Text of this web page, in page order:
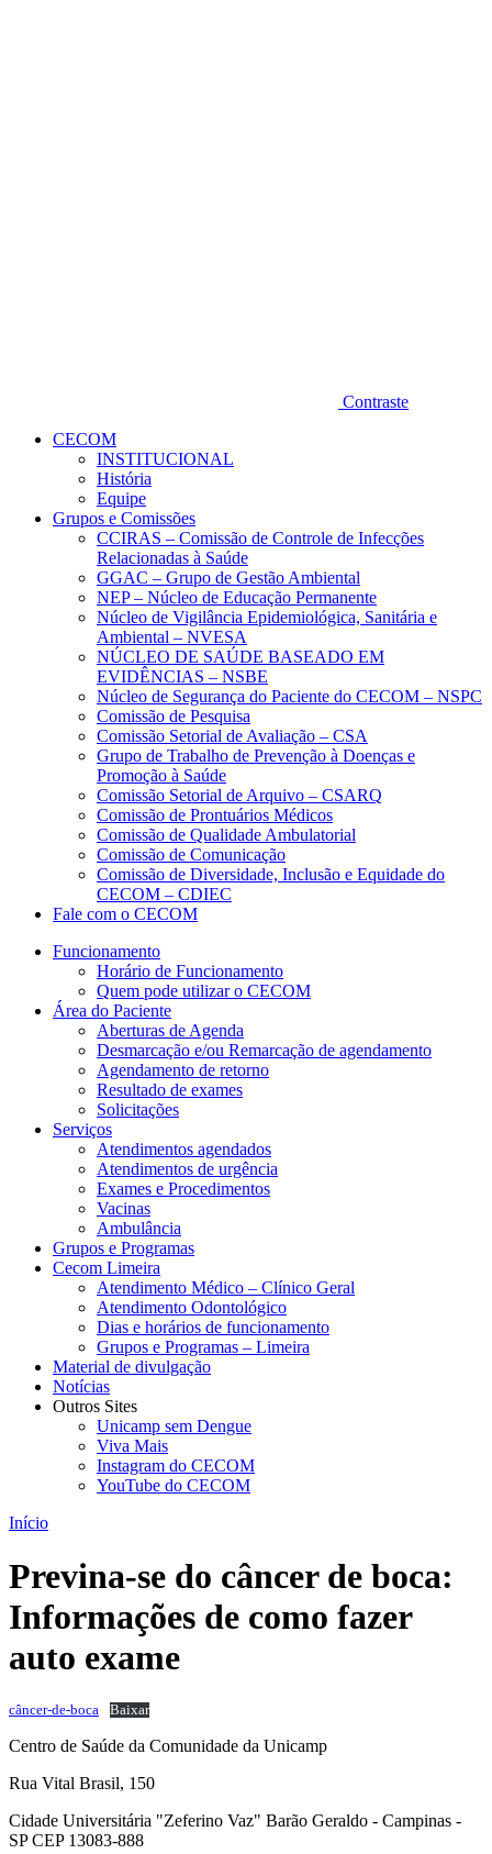
Contraste
CECOM
INSTITUCIONAL
História
Equipe
Grupos e Comissões
CCIRAS – Comissão de Controle de Infecções
Relacionadas à Saúde
GGAC – Grupo de Gestão Ambiental
NEP – Núcleo de Educação Permanente
Núcleo de Vigilância Epidemiológica, Sanitária e
Ambiental – NVESA
NÚCLEO DE SAÚDE BASEADO EM
EVIDÊNCIAS – NSBE
Núcleo de Segurança do Paciente do CECOM – NSPC
Comissão de Pesquisa
Comissão Setorial de Avaliação – CSA
Grupo de Trabalho de Prevenção à Doenças e
Promoção à Saúde
Comissão Setorial de Arquivo – CSARQ
Comissão de Prontuários Médicos
Comissão de Qualidade Ambulatorial
Comissão de Comunicação
Comissão de Diversidade, Inclusão e Equidade do
CECOM – CDIEC
Fale com o CECOM
Funcionamento
Horário de Funcionamento
Quem pode utilizar o CECOM
Área do Paciente
Aberturas de Agenda
Desmarcação e/ou Remarcação de agendamento
Agendamento de retorno
Resultado de exames
Solicitações
Serviços
Atendimentos agendados
Atendimentos de urgência
Exames e Procedimentos
Vacinas
Ambulância
Grupos e Programas
Cecom Limeira
Atendimento Médico – Clínico Geral
Atendimento Odontológico
Dias e horários de funcionamento
Grupos e Programas – Limeira
Material de divulgação
Notícias
Outros Sites
Unicamp sem Dengue
Viva Mais
Instagram do CECOM
YouTube do CECOM
Início
Previna-se do câncer de boca:
Informações de como fazer
auto exame
câncer-de-boca Baixar
Centro de Saúde da Comunidade da Unicamp
Rua Vital Brasil, 150
Cidade Universitária "Zeferino Vaz" Barão Geraldo - Campinas -
SP CEP 13083-888